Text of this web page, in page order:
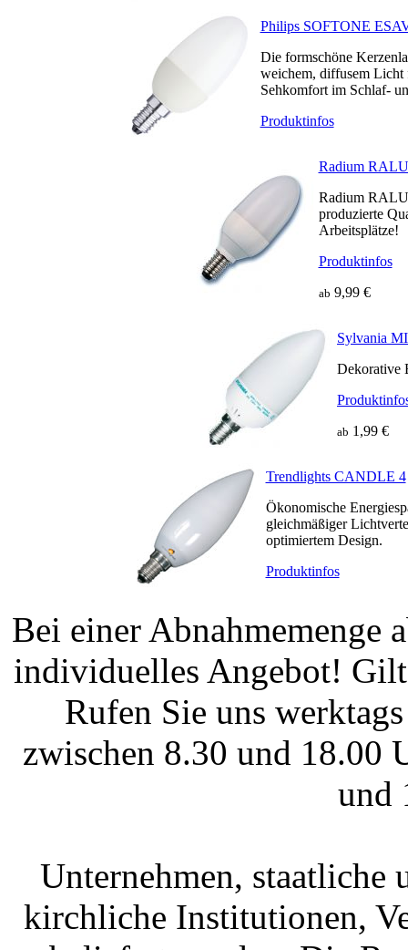
Philips SOFTONE
Die formschöne
weichem, diffusem Licht
Sehkomfort im Schlaf-
Produktinfos
Radium
Radium
produzierte
Arbeitsplätze!
Produktinfos
ab 9,99 €
Sylvania
Dekorative
ab 1,99 €
Trendlights CANDLE 4
Ökonomische
gleichmäßiger
optimiertem Design.
Produktinfos
Bei einer Abnahmemenge
individuelles Angebot!
Rufen Sie uns
zwischen 8.30 und 18.00
und
Unternehmen,
kirchliche Institutionen,